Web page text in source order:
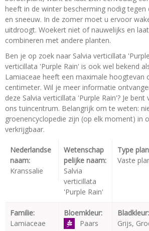
heeft in de winter bescherming nodig tegen
en sneeuw. In de zomer moet u ervoor
uitdroogt. Woekert niet of nauwelijks en
combineren met andere planten.
Ben je op zoek naar Salvia verticillata
verticillata 'Purple Rain' is ook wel bekend
Lamiaceae heeft een maximale hoogtevan
centimeter. Wil je meer informatie
deze Salvia verticillata 'Purple Rain'? Je
ons tuincentrum. Belangrijk om te weten:
groenencyclopedie zijn (op elk moment) in
verkrijgbaar.
Nederlandse
naam:
Kranssalie
Wetenschap
pelijke naam:
Salvia
verticillata
'Purple Rain'
Type
Vaste
Familie:
Lamiaceae
Bloemkleur:
Paars
Bladkleur:
Grijs,